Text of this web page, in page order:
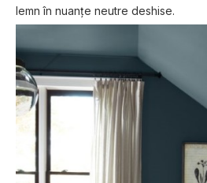
lemn în nuanțe neutre deshise.